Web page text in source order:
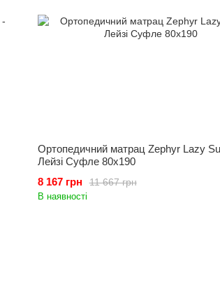
Ортопедичний матрац Zephyr Lazy
Лейзі Суфле 80x190
11 667 грн
8 167 грн
В наявності